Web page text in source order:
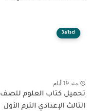
3a1sci
منذ 19 أيام
تحميل كتاب العلوم للصف
الثالث الإعدادي الترم الأول